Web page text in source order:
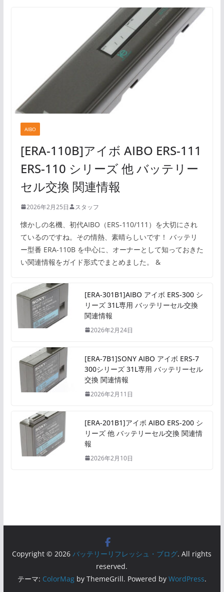
AIBO
[ERA-110B]アイボ AIBO ERS-111
ERS-110 シリーズ 他 バッテリー
セル交換 関連情報
2026年2月25日 スタッフ
懐かしの名機、初代AIBO（ERS-110/111）を大切にされ
ているのですね。その情熱、素晴らしいです！ バッテリ
ー型番 ERA-110B を中心に、オーナーとして知っておきた
い関連情報をガイド形式でまとめました。 &
[ERA-301B1]AIBO アイボ ERS-300 シ
リーズ 31L専用 バッテリーセル交換
関連情報
2026年2月24日
[ERA-7B1]SONY AIBO アイボ ERS-7
300シリーズ 31L専用 バッテリーセル
交換 関連情報
2026年2月11日
[ERA-201B1]アイボ AIBO ERS-200 シ
リーズ 他 バッテリーセル交換 関連情
報
2026年2月10日
Copyright © 2026バッテリーリフレッシュ・ブログ. All rights
reserved.
テーマ: ColorMagby ThemeGrill. Powered by WordPress.